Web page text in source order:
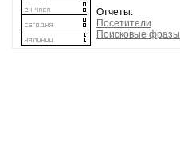
Отчеты:
Посетители
Поисковые фразы